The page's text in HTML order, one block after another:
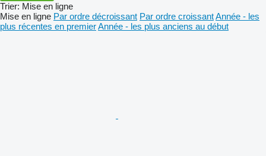
Trier: Mise en ligne
Mise en ligne Par ordre décroissant Par ordre croissantAnnée - les
plus récentes en premierAnnée - les plus anciens au début